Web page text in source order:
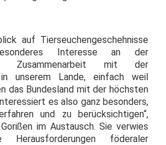
auf Tierseuchengeschehnisse
Interesse an der
Zusammenarbeit mit der
unserem Lande, einfach weil
das Bundesland mit der höchsten
es also ganz besonders,
und zu berücksichtigen“,
im Austausch. Sie verwies
föderaler